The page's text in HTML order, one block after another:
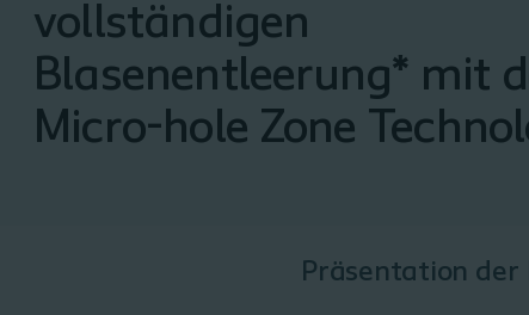
vollständigen
Blasenentleerung* mit
Micro-hole Zone
Präsentation der